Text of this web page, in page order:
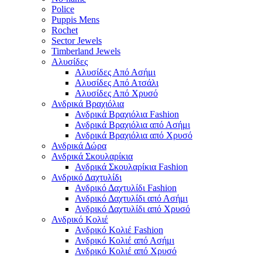
Police
Puppis Mens
Rochet
Sector Jewels
Timberland Jewels
Αλυσίδες
Αλυσίδες Από Ασήμι
Αλυσίδες Από Ατσάλι
Αλυσίδες Από Χρυσό
Ανδρικά Βραχιόλια
Ανδρικά Βραχιόλια Fashion
Ανδρικά Βραχιόλια από Ασήμι
Ανδρικά Βραχιόλια από Χρυσό
Ανδρικά Δώρα
Ανδρικά Σκουλαρίκια
Ανδρικά Σκουλαρίκια Fashion
Ανδρικό Δαχτυλίδι
Ανδρικό Δαχτυλίδι Fashion
Ανδρικό Δαχτυλίδι από Ασήμι
Ανδρικό Δαχτυλίδι από Χρυσό
Ανδρικό Κολιέ
Ανδρικό Κολιέ Fashion
Ανδρικό Κολιέ από Ασήμι
Ανδρικό Κολιέ από Χρυσό